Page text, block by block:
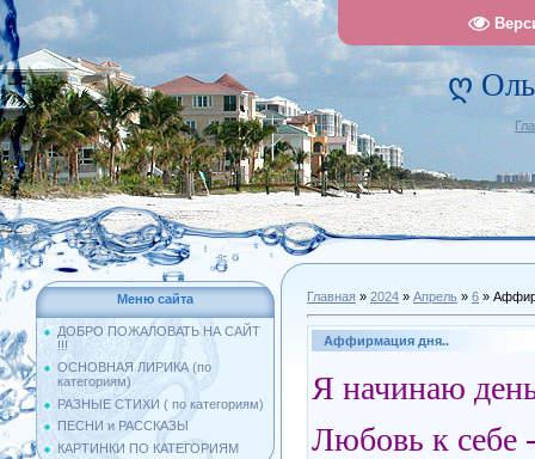
ღ
Меню сайта
ДОБРО ПОЖАЛОВАТЬ НА САЙТ
!!!
ОСНОВНАЯ ЛИРИКА (по
категориям)
РАЗНЫЕ СТИХИ ( по категориям)
ПЕСНИ и РАССКАЗЫ
КАРТИНКИ ПО КАТЕГОРИЯМ
Главная » 2024 » Апрель » 6 »
Аффирмация дня..
Я начинаю
Любовь к себе